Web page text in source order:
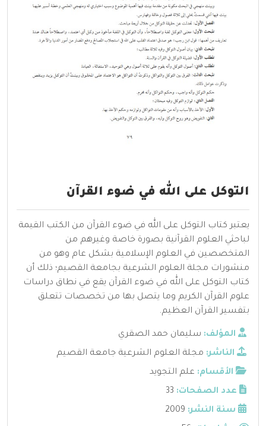
التوكل على الله في ضوء القرآن
يعتبر كتاب التوكل على الله في ضوء القرآن من الكتب القيمة
لباحثي العلوم القرآنية بصورة خاصة وغيرهم من
المتخصصين في العلوم الإسلامية بشكل عام وهو من
منشورات مجلة العلوم الشرعية بجامعة القصيم؛ ذلك أن
كتاب التوكل على الله في ضوء القرآن يقع في نطاق دراسات
علوم القرآن الكريم وما يتصل بها من تخصصات تتعلق
بتفسير القرآن العظيم.
المؤلف: سليمان حمد الصقري
الناشر: مجلة العلوم الشرعية جامعة القصيم
الأقسام: علم التجويد
عدد الصفحات: 33
سنة النشر: 2009